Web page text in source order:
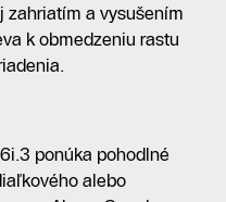
a vysušením
k obmedzeniu rastu
ponúka pohodlné
alebo